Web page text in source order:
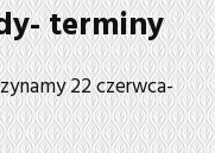
terminy
22 czerwca-